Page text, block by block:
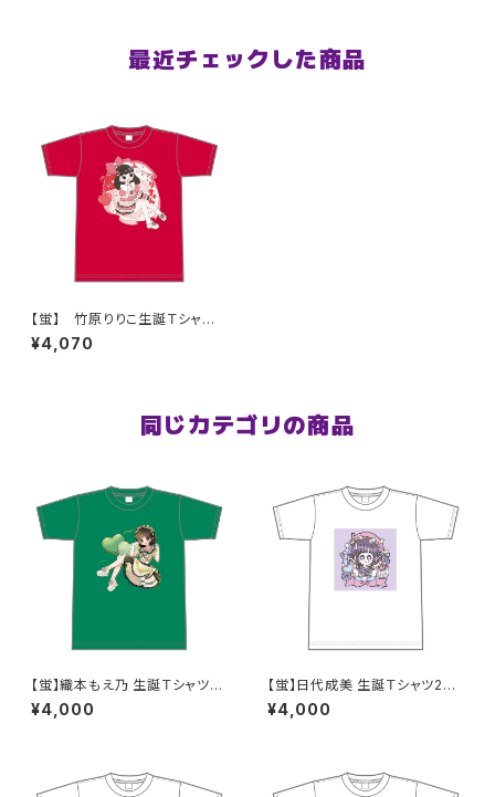
最近チェックした商品
【蛍】 竹原りりこ生誕Ｔシャツ
XXL〜XXXLサイズ
¥4,070
同じカテゴリの商品
【蛍】織本もえ乃 生誕Ｔシャツ2
025 M〜XLサイズ
¥4,000
【蛍】日代成美 生誕Ｔシャツ202
5 M〜XLサイズ
¥4,000